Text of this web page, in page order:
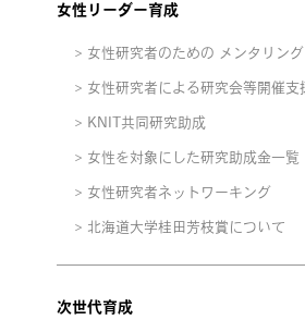
女性リーダー育成
女性研究者のための メンタリン
女性研究者による研究会等開催支
KNIT共同研究助成
女性を対象にした研究助成金一覧
女性研究者ネットワーキング
北海道大学桂田芳枝賞について
次世代育成